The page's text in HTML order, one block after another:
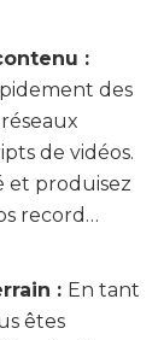
:
des
de vidéos.
et produisez
record…
: En tant
êtes